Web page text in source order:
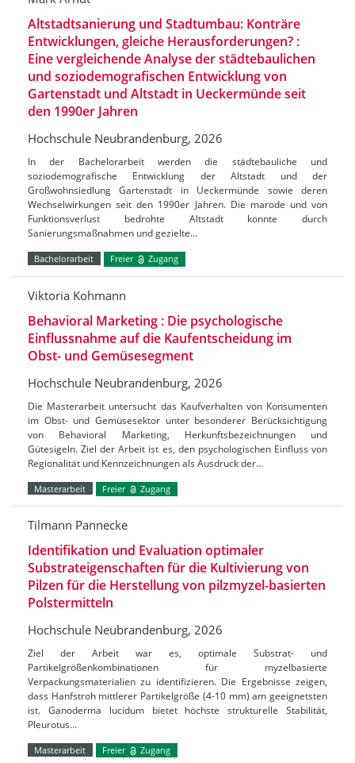
Altstadtsanierung und Stadtumbau: Konträre
Entwicklungen, gleiche Herausforderungen? :
Eine vergleichende Analyse der städtebaulichen
und soziodemografischen Entwicklung von
Gartenstadt und Altstadt in Ueckermünde seit
den 1990er Jahren
Hochschule Neubrandenburg, 2026
In der Bachelorarbeit werden die städtebauliche und
soziodemografische Entwicklung der Altstadt und der
Großwohnsiedlung Gartenstadt in Ueckermünde sowie deren
Wechselwirkungen seit den 1990er Jahren. Die marode und von
Funktionsverlust bedrohte Altstadt konnte durch
Sanierungsmaßnahmen und gezielte…
Bachelorarbeit Freier Zugang
Viktoria Kohmann
Behavioral Marketing : Die psychologische
Einflussnahme auf die Kaufentscheidung im
Obst- und Gemüsesegment
Hochschule Neubrandenburg, 2026
Die Masterarbeit untersucht das Kaufverhalten von Konsumenten
im Obst- und Gemüsesektor unter besonderer Berücksichtigung
von Behavioral Marketing, Herkunftsbezeichnungen und
Gütesigeln. Ziel der Arbeit ist es, den psychologischen Einfluss von
Regionalität und Kennzeichnungen als Ausdruck der…
Masterarbeit Freier Zugang
Tilmann Pannecke
Identifikation und Evaluation optimaler
Substrateigenschaften für die Kultivierung von
Pilzen für die Herstellung von pilzmyzel-basierten
Polstermitteln
Hochschule Neubrandenburg, 2026
Ziel der Arbeit war es, optimale Substrat- und
Partikelgrößenkombinationen für myzelbasierte
Verpackungsmaterialien zu identifizieren. Die Ergebnisse zeigen,
dass Hanfstroh mittlerer Partikelgröße (4-10 mm) am geeignetsten
ist. Ganoderma lucidum bietet höchste strukturelle Stabilität,
Pleurotus…
Masterarbeit Freier Zugang